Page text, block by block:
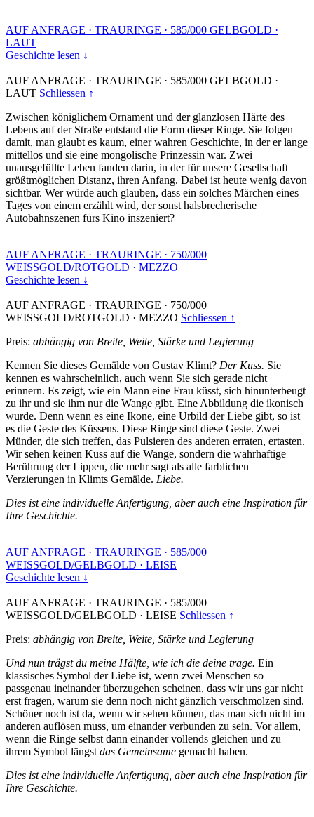
AUF ANFRAGE · TRAURINGE · 585/000 GELBGOLD ·
LAUT
Geschichte lesen ↓
AUF ANFRAGE · TRAURINGE · 585/000 GELBGOLD ·
LAUT Schliessen ↑
Zwischen königlichem Ornament und der glanzlosen Härte des
Lebens auf der Straße entstand die Form dieser Ringe. Sie folgen
damit, man glaubt es kaum, einer wahren Geschichte, in der er lange
mittellos und sie eine mongolische Prinzessin war. Zwei
unausgefüllte Leben fanden darin, in der für unsere Gesellschaft
größtmöglichen Distanz, ihren Anfang. Dabei ist heute wenig davon
sichtbar. Wer würde auch glauben, dass ein solches Märchen eines
Tages von einem erzählt wird, der sonst halsbrecherische
Autobahnszenen fürs Kino inszeniert?
AUF ANFRAGE · TRAURINGE · 750/000
WEISSGOLD/ROTGOLD · MEZZO
Geschichte lesen ↓
AUF ANFRAGE · TRAURINGE · 750/000
WEISSGOLD/ROTGOLD · MEZZO Schliessen ↑
Preis: abhängig von Breite, Weite, Stärke und Legierung
Kennen Sie dieses Gemälde von Gustav Klimt? Der Kuss. Sie
kennen es wahrscheinlich, auch wenn Sie sich gerade nicht
erinnern. Es zeigt, wie ein Mann eine Frau küsst, sich hinunterbeugt
zu ihr und sie ihm nur die Wange gibt. Eine Abbildung die ikonisch
wurde. Denn wenn es eine Ikone, eine Urbild der Liebe gibt, so ist
es die Geste des Küssens. Diese Ringe sind diese Geste. Zwei
Münder, die sich treffen, das Pulsieren des anderen erraten, ertasten.
Wir sehen keinen Kuss auf die Wange, sondern die wahrhaftige
Berührung der Lippen, die mehr sagt als alle farblichen
Verzierungen in Klimts Gemälde. Liebe.
Dies ist eine individuelle Anfertigung, aber auch eine Inspiration für
Ihre Geschichte.
AUF ANFRAGE · TRAURINGE · 585/000
WEISSGOLD/GELBGOLD · LEISE
Geschichte lesen ↓
AUF ANFRAGE · TRAURINGE · 585/000
WEISSGOLD/GELBGOLD · LEISE Schliessen ↑
Preis: abhängig von Breite, Weite, Stärke und Legierung
Und nun trägst du meine Hälfte, wie ich die deine trage. Ein
klassisches Symbol der Liebe ist, wenn zwei Menschen so
passgenau ineinander überzugehen scheinen, dass wir uns gar nicht
erst fragen, warum sie denn noch nicht gänzlich verschmolzen sind.
Schöner noch ist da, wenn wir sehen können, das man sich nicht im
anderen auflösen muss, um einander verbunden zu sein. Vor allem,
wenn die Ringe selbst dann einander vollends gleichen und zu
ihrem Symbol längst das Gemeinsame gemacht haben.
Dies ist eine individuelle Anfertigung, aber auch eine Inspiration für
Ihre Geschichte.